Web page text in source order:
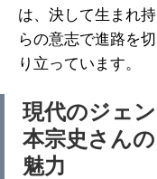
は、決して生まれ
らの意志で進路を
り立っています。
現代のジェ
本宗史さん
魅力